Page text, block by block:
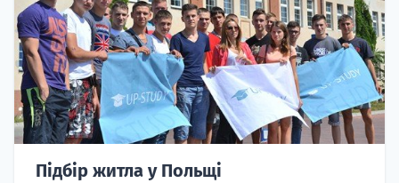
Підбір житла у Польщі